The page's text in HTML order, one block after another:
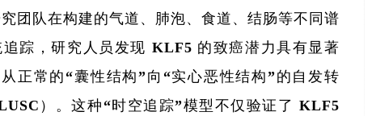
团队在构建的气道、肺泡、食道、结肠等不同谱
踪，研究人员发现 KLF5 的致癌潜力具有显著
正常的“囊性结构”向“实心恶性结构”的自发转
）。这种“时空追踪”模型不仅验证了 KLF5